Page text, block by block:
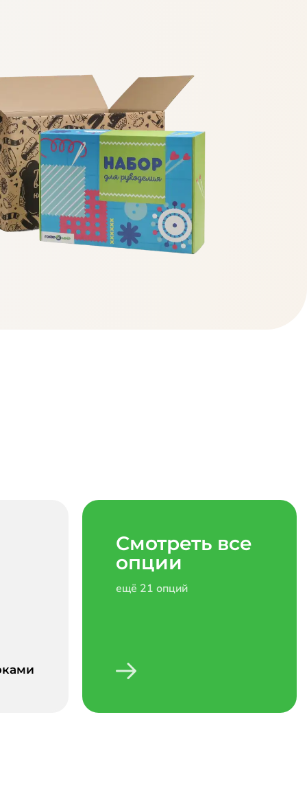
Смотреть все
опции
ещё 21 опций